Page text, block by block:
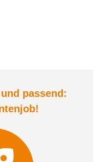
passend:
enjob!